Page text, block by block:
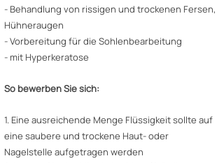
- Behandlung von rissigen und trockenen Fersen,
Hühneraugen
- Vorbereitung für die Sohlenbearbeitung
- mit Hyperkeratose
So bewerben Sie sich:
1. Eine ausreichende Menge Flüssigkeit sollte auf
eine saubere und trockene Haut- oder
Nagelstelle aufgetragen werden